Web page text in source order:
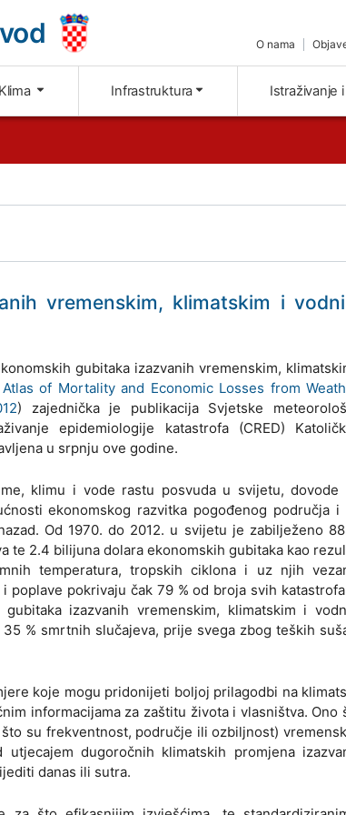
O nama
Klima Infrastruktura Istraživanje
vremenskim, klimatskim i
gubitaka izazvanih vremenskim,
of Mortality and Economic Losses from
) zajednička je publikacija Svjetske
epidemiologije katastrofa (CRED)
u srpnju ove godine.
klimu i vode rastu posvuda u svijetu, dovode
ekonomskog razvitka pogođenog područja i
Od 1970. do 2012. u svijetu je zabilježeno
te 2.4 bilijuna dolara ekonomskih gubitaka kao
temperatura, tropskih ciklona i uz njih
poplave pokrivaju čak 79 % od broja svih
izazvanih vremenskim, klimatskim i
% smrtnih slučajeva, prije svega zbog teških
koje mogu pridonijeti boljoj prilagodbi na
informacijama za zaštitu života i vlasništva. Ono
su frekventnost, područje ili ozbiljnost)
dugoročnih klimatskih promjena
danas ili sutra.